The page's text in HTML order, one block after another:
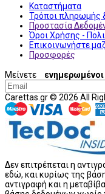
Καταστήματα
Τρόποι πληρωμής
Προστασία
Όροι Χρήσης -
Επικοινωνήστε
Προσφορές
Μείνετε ενημερωμένοι
Carettas.gr © 2026 All
Δεν επιτρέπεται η
εδώ, και κυρίως της
αντιγραφή και η